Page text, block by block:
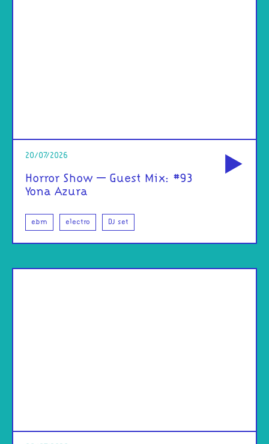
20/07/2026
Horror Show – Guest Mix: #93
Yona Azura
ebm electro DJ set